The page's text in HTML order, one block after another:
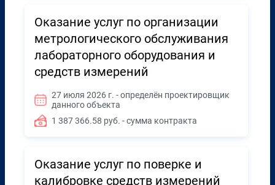
Оказание услуг по организации
метрологического обслуживания
лабораторного оборудования и
средств измерений
27 июля 2026 г. - определён проектировщик
данного объекта
1 387 366.58 руб. - сумма контракта
Оказание услуг по поверке и
калибровке средств измерений